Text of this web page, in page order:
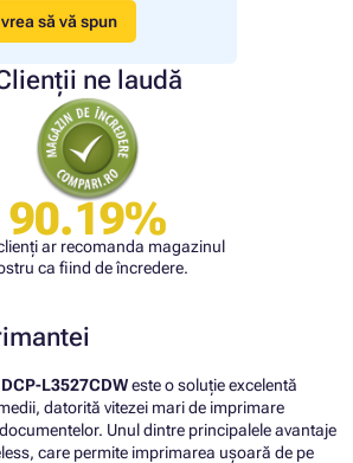
să vă spun
ne laudă
90.19%
ar recomanda magazinul
ca fiind de încredere.
DCP-L3527CDWeste o soluție excelentă
datorită vitezei mari de imprimare
Unul dintre principalele avantaje
care permite imprimarea ușoară de pe